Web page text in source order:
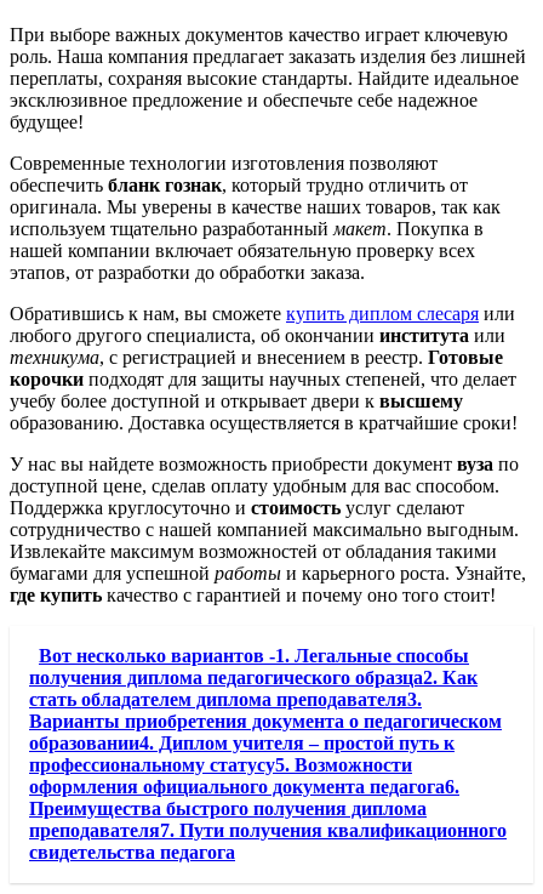
При выборе важных документов качество играет ключевую
роль. Наша компания предлагает заказать изделия без лишней
переплаты, сохраняя высокие стандарты. Найдите идеальное
эксклюзивное предложение и обеспечьте себе надежное
будущее!
Современные технологии изготовления позволяют
обеспечить бланк гознак, который трудно отличить от
оригинала. Мы уверены в качестве наших товаров, так как
используем тщательно разработанный макет. Покупка в
нашей компании включает обязательную проверку всех
этапов, от разработки до обработки заказа.
Обратившись к нам, вы сможете купить диплом слесаря или
любого другого специалиста, об окончании института или
техникума, с регистрацией и внесением в реестр. Готовые
корочки подходят для защиты научных степеней, что делает
учебу более доступной и открывает двери к высшему
образованию. Доставка осуществляется в кратчайшие сроки!
У нас вы найдете возможность приобрести документ вуза по
доступной цене, сделав оплату удобным для вас способом.
Поддержка круглосуточно и стоимость услуг сделают
сотрудничество с нашей компанией максимально выгодным.
Извлекайте максимум возможностей от обладания такими
бумагами для успешной работы и карьерного роста. Узнайте,
где купить качество с гарантией и почему оно того стоит!
Вот несколько вариантов -1. Легальные способы
получения диплома педагогического образца2. Как
стать обладателем диплома преподавателя3.
Варианты приобретения документа о педагогическом
образовании4. Диплом учителя – простой путь к
профессиональному статусу5. Возможности
оформления официального документа педагога6.
Преимущества быстрого получения диплома
преподавателя7. Пути получения квалификационного
свидетельства педагога